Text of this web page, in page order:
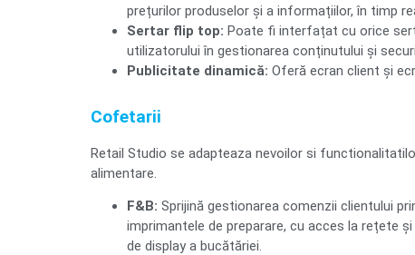
prețurilor produselor și a informațiilor, în timp
Sertar flip top: Poate fi interfațat cu orice
utilizatorului în gestionarea conținutului și
Publicitate dinamică: Oferă ecran client și
Cofetarii
Retail Studio se adapteaza nevoilor si
alimentare.
F&B: Sprijină gestionarea comenzii clientului
imprimantele de preparare, cu acces la rețete
de display a bucătăriei.